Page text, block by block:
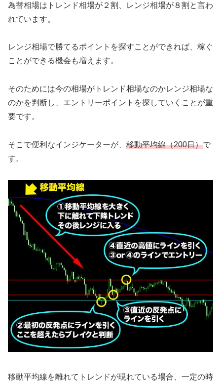
為替相場はトレンド相場が２割、レンジ相場が８割と言わ
れています。
レンジ相場で勝てるポイントを探すことができれば、稼ぐ
ことができる機会も増えます。
そのためには今の相場がトレンド相場なのかレンジ相場な
のかを判断し、エントリーポイントを探していくことが重
要です。
そこで便利なインジケーターが、 移動平均線（200日）で
す。
移動平均線を離れてトレンドが現れている場合、一定の時